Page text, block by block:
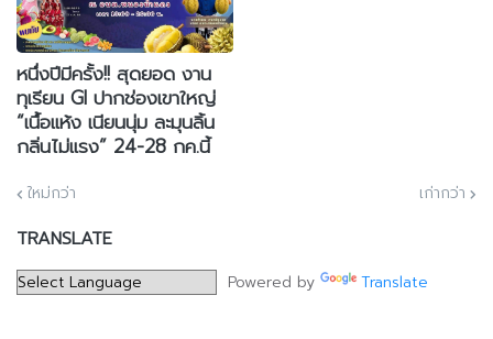
หนึ่งปีมีครั้ง!! สุดยอด งาน
ทุเรียน GI ปากช่องเขาใหญ่
“เนื้อแห้ง เนียนนุ่ม ละมุนลิ้น
กลิ่นไม่แรง” 24-28 กค.นี้
ใหม่กว่า เก่ากว่า
TRANSLATE
Powered by Translate